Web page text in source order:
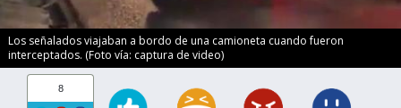
Los señalados viajaban a bordo de una camioneta cuando fueron
interceptados. (Foto vía: captura de video)
8